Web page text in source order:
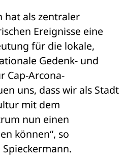
hat als zentraler
Ereignisse eine
für die lokale,
Gedenk- und
Cap-Arcona-
uns, dass wir als Stadt
mit dem
nun einen
können“, so